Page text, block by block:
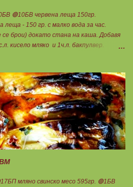
🟢10БВ червена леща 150гр.
леща - 150 гр. с малко вода за час.
се брои) докато стана на каша. Добавя
кисело мляко и 1ч.л. бакпулвер.
топчета. Пече се в добре
за 35-40 мин. Всяка питка е 1 блок
заедно! Споделено от Петя Чанева
мляно свинско месо 595гр. 🟢1БВ